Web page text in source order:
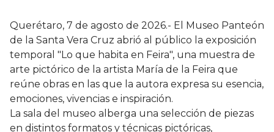
Querétaro, 7 de agosto de 2026.- El Museo Panteón
de la Santa Vera Cruz abrió al público la exposición
temporal "Lo que habita en Feira", una muestra de
arte pictórico de la artista María de la Feira que
reúne obras en las que la autora expresa su esencia,
emociones, vivencias e inspiración.
La sala del museo alberga una selección de piezas
en distintos formatos y técnicas pictóricas,